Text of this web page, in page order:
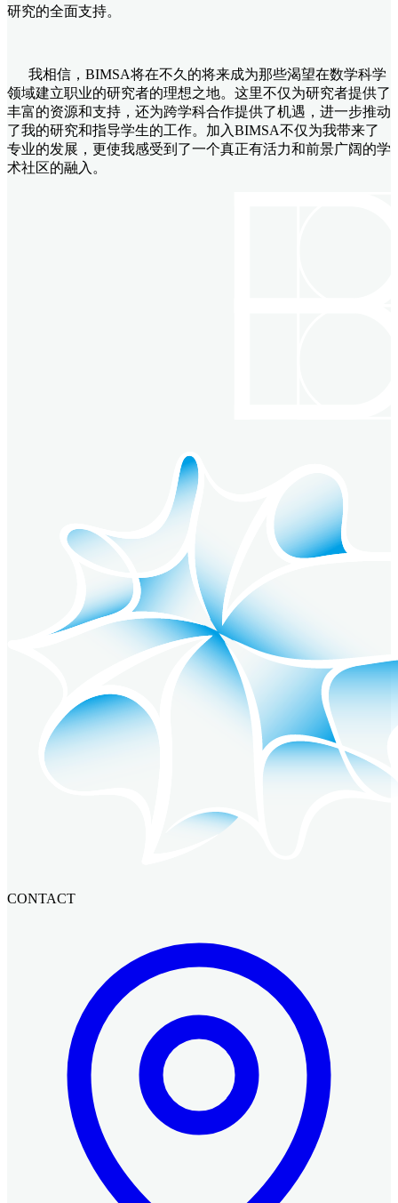
研究的全面支持。
我相信，BIMSA将在不久的将来成为那些渴望在数学科学
领域建立职业的研究者的理想之地。这里不仅为研究者提供了
丰富的资源和支持，还为跨学科合作提供了机遇，进一步推动
了我的研究和指导学生的工作。加入BIMSA不仅为我带来了
专业的发展，更使我感受到了一个真正有活力和前景广阔的学
术社区的融入。
CONTACT